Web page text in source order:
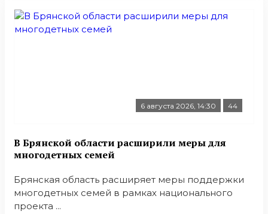
6 августа 2026, 14:30 44
В Брянской области расширили меры для
многодетных семей
Брянская область расширяет меры поддержки
многодетных семей в рамках национального
проекта ...